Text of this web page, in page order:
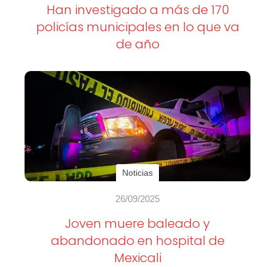
Han investigado a más de 170
policías municipales en lo que va
de año
Noticias
26/09/2025
Joven muere baleado y
abandonado en hospital de
Mexicali